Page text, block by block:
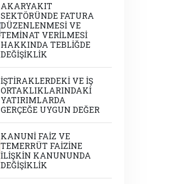
AKARYAKIT
SEKTÖRÜNDE FATURA
DÜZENLENMESİ VE
TEMİNAT VERİLMESİ
HAKKINDA TEBLİĞDE
DEĞİŞİKLİK
İŞTİRAKLERDEKİ VE İŞ
ORTAKLIKLARINDAKİ
YATIRIMLARDA
GERÇEĞE UYGUN DEĞER
KANUNİ FAİZ VE
TEMERRÜT FAİZİNE
İLİŞKİN KANUNUNDA
DEĞİŞİKLİK